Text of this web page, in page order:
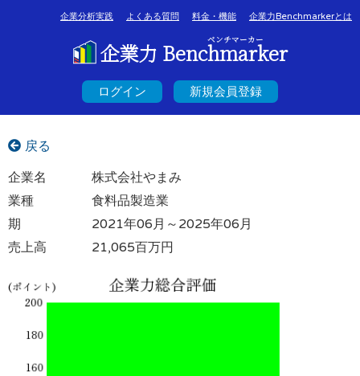
企業分析実践 よくある質問 料金・機能 企業力Benchmarkerとは
ベンチマーカー
企業力 Benchmarker
ログイン 新規会員登録
戻る
企業名
株式会社やまみ
業種
食料品製造業
期
2021年06月～2025年06月
売上高
21,065百万円